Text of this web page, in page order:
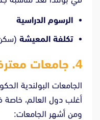
الرسوم الدراسية
تكلفة المعيشة
4. جامعات معترف بها دوليًا
الجامعات البولندية
أغلب دول العالم،
ومن أشهر الجامعات: